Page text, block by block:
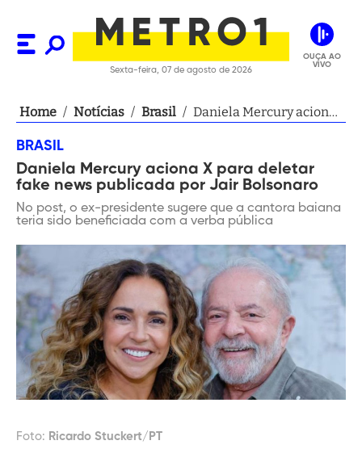
Sexta-feira, 07 de agosto de 2026
OUÇA AO
VIVO
Home / Notícias / Brasil / Daniela Mercury aciona
Bolsonaro
BRASIL
Daniela Mercury aciona X para deletar
fake news publicada por Jair Bolsonaro
No post, o ex-presidente sugere que a cantora baiana
teria sido beneficiada com a verba pública
Foto: Ricardo Stuckert/PT